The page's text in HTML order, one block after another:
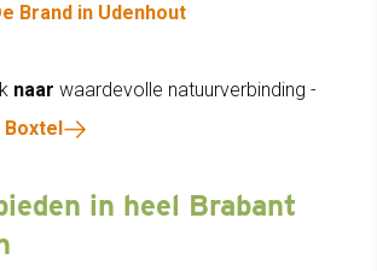
Brand in Udenhout
naar waardevolle natuurverbinding -
Boxtel
in heel Brabant